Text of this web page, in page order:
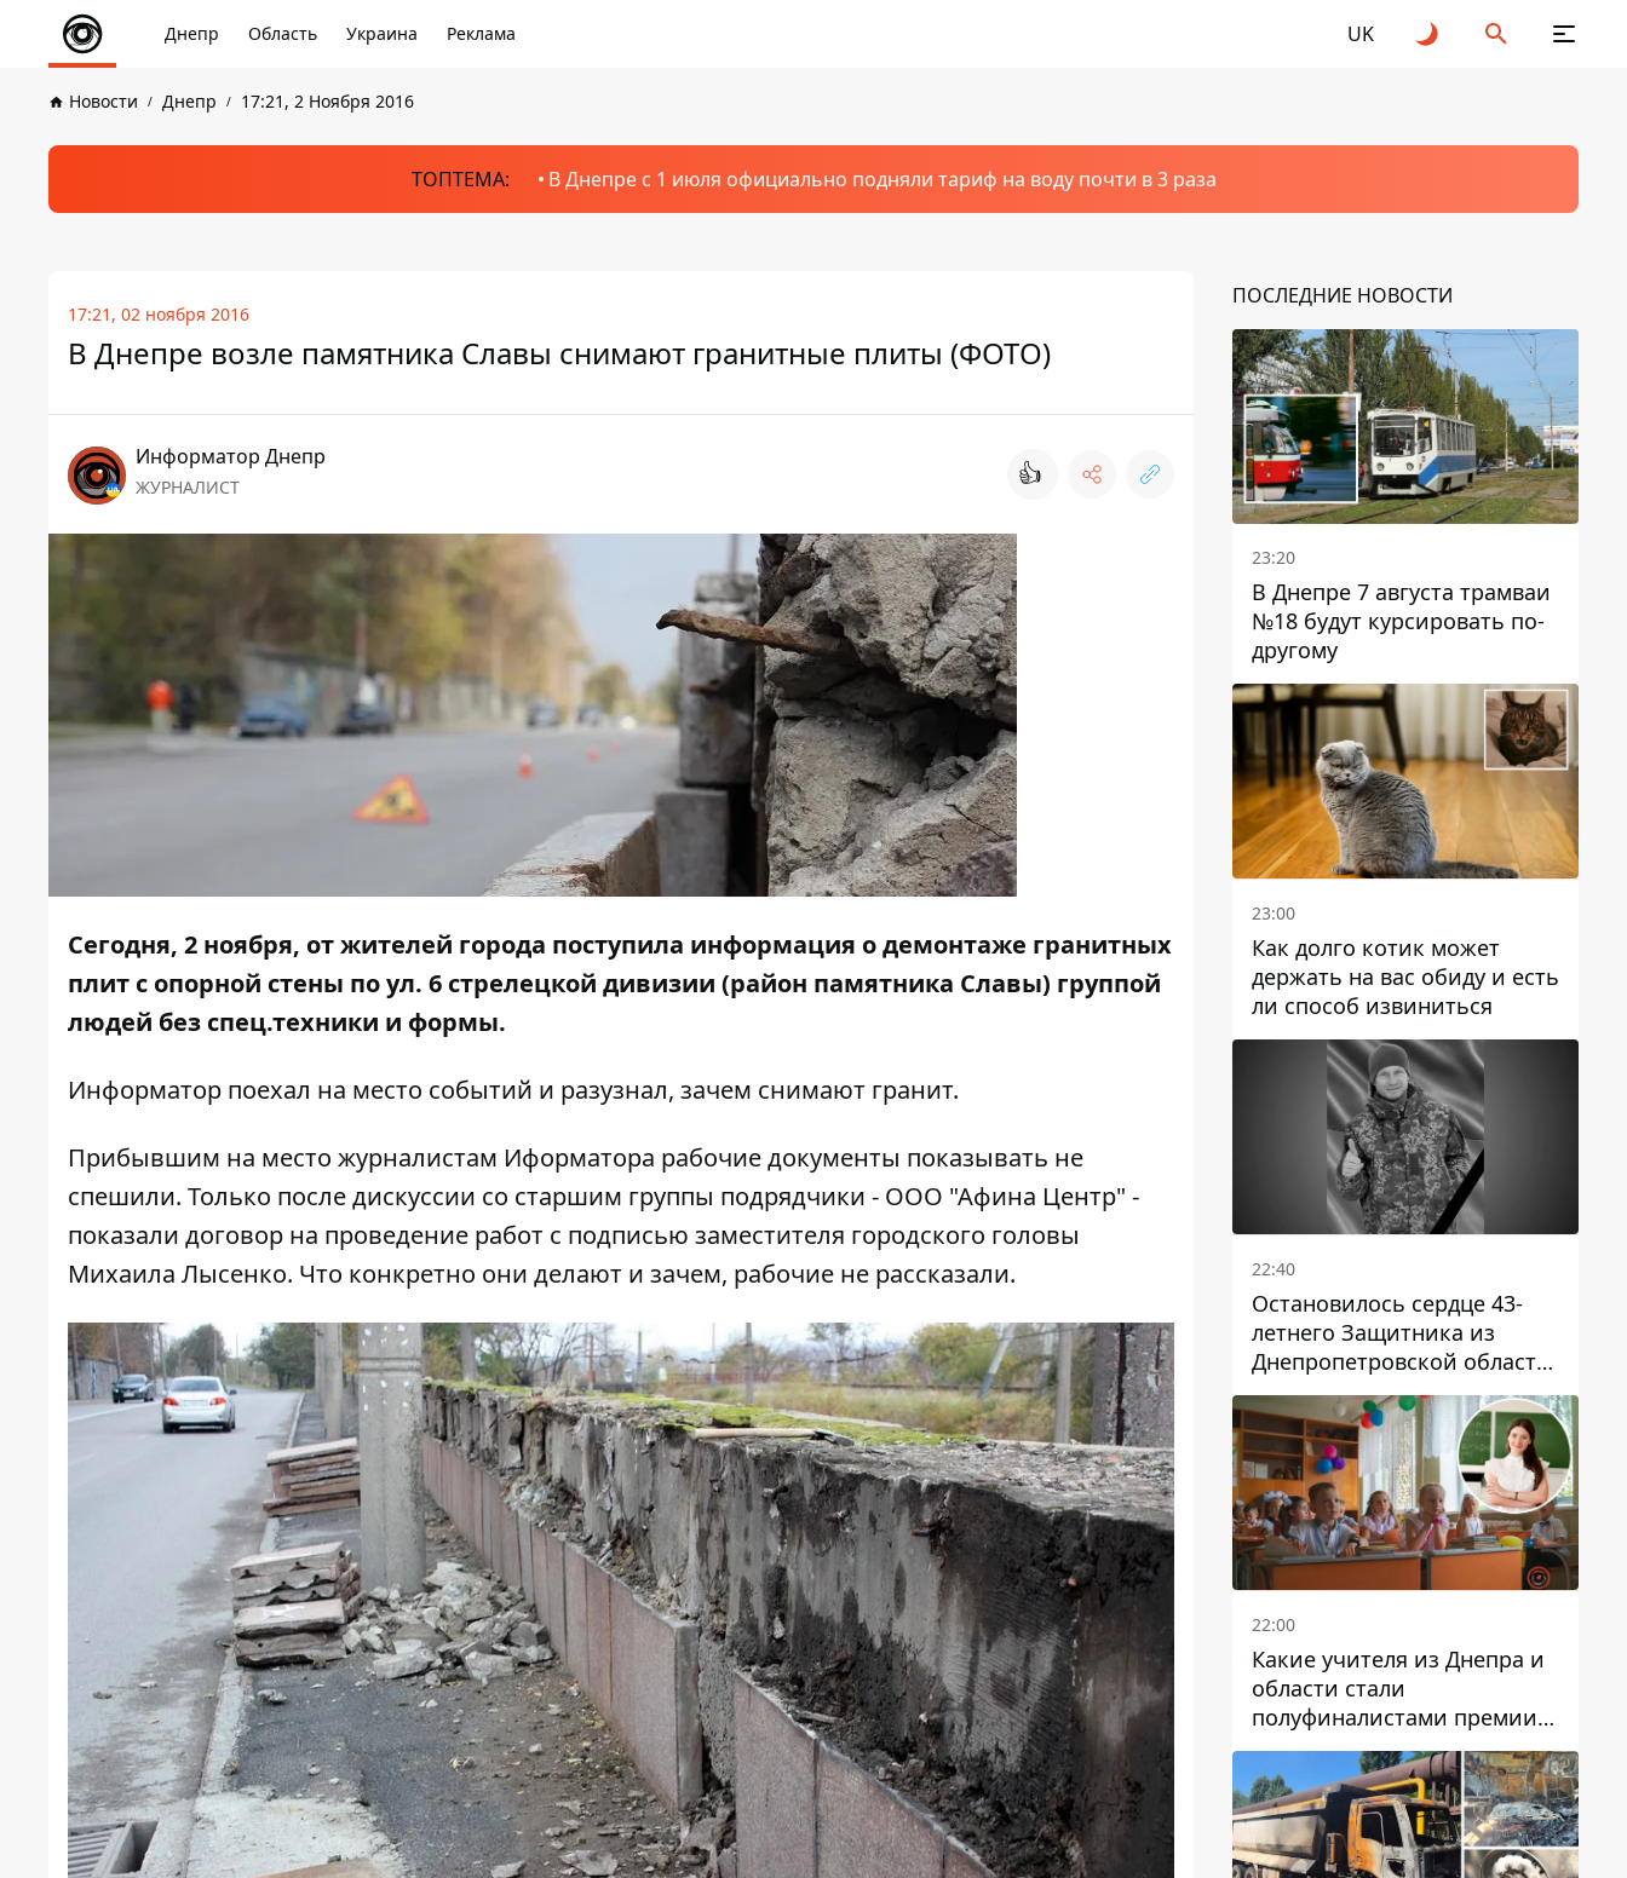
Днепр Область Украина Реклама UK
Новости Днепр 17:21, 2 Ноября 2016
ТОПТЕМА: В Днепре с 1 июля официально подняли тариф на воду почти в 3 раза
17:21, 02 ноября 2016
В Днепре возле памятника Славы снимают гранитные плиты (ФОТО)
Информатор Днепр
ЖУРНАЛИСТ 👍
Сегодня, 2 ноября, от жителей города поступила информация о демонтаже гранитных
плит с опорной стены по ул. 6 стрелецкой дивизии (район памятника Славы) группой
людей без спец.техники и формы.
Информатор поехал на место событий и разузнал, зачем снимают гранит.
Прибывшим на место журналистам Иформатора рабочие документы показывать не
спешили. Только после дискуссии со старшим группы подрядчики - ООО "Афина Центр" -
показали договор на проведение работ с подписью заместителя городского головы
Михаила Лысенко. Что конкретно они делают и зачем, рабочие не рассказали.
ПОСЛЕДНИЕ НОВОСТИ
23:20
В Днепре 7 августа трамваи
№18 будут курсировать по-
другому
23:00
Как долго котик может
держать на вас обиду и есть
ли способ извиниться
22:40
Остановилось сердце 43-
летнего Защитника из
Днепропетровской области
Евгения Зинченко
22:00
Какие учителя из Днепра и
области стали
полуфиналистами премии
Global Teacher Prize Ukraine
2026